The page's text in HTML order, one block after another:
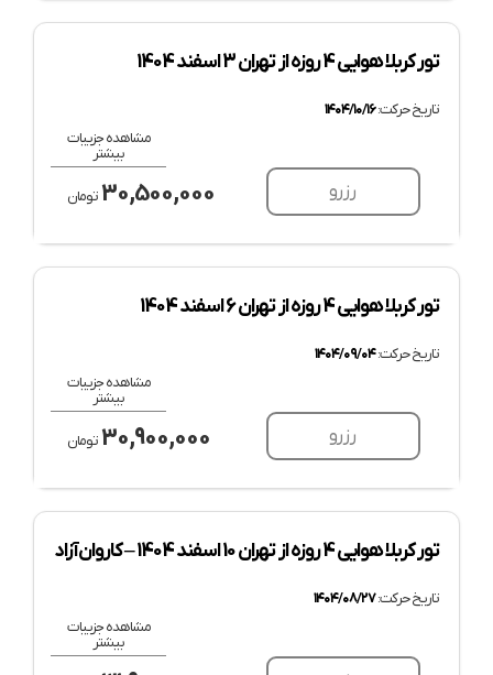
تور کربلا هوایی 4 روزه از تهران 3 اسفند 1404
تاریخ حرکت:۱۴۰۴/۱۰/۱۶
30,500,000تومان رزرو
مشاهده جزییات
بیشتر
تور کربلا هوایی 4 روزه از تهران 6 اسفند 1404
تاریخ حرکت:۱۴۰۴/۰۹/۰۴
30,900,000تومان رزرو
مشاهده جزییات
بیشتر
تور کربلا هوایی 4 روزه از تهران 10 اسفند 1404 – کاروان آزاد
تاریخ حرکت:۱۴۰۴/۰۸/۲۷
مشاهده جزییات
بیشتر